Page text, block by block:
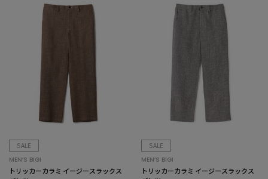
SALE
MEN’S BIGI
トリッカーカラミ イージースラックス
SALE
MEN’S BIGI
トリッカーカラミ イージースラックス